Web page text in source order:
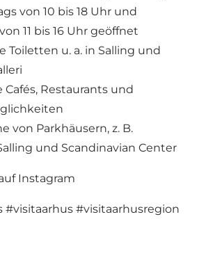
von 10 bis 18 Uhr und
11 bis 16 Uhr geöffnet
Toiletten u. a. in Salling und
Cafés, Restaurants und
von Parkhäusern, z. B.
und Scandinavian Center
Instagram
#visitaarhus #visitaarhusregion